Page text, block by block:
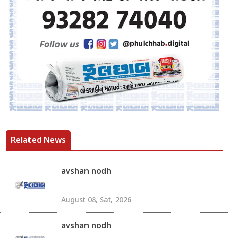
Related News
avshan nodh
August 08, Sat, 2026
avshan nodh